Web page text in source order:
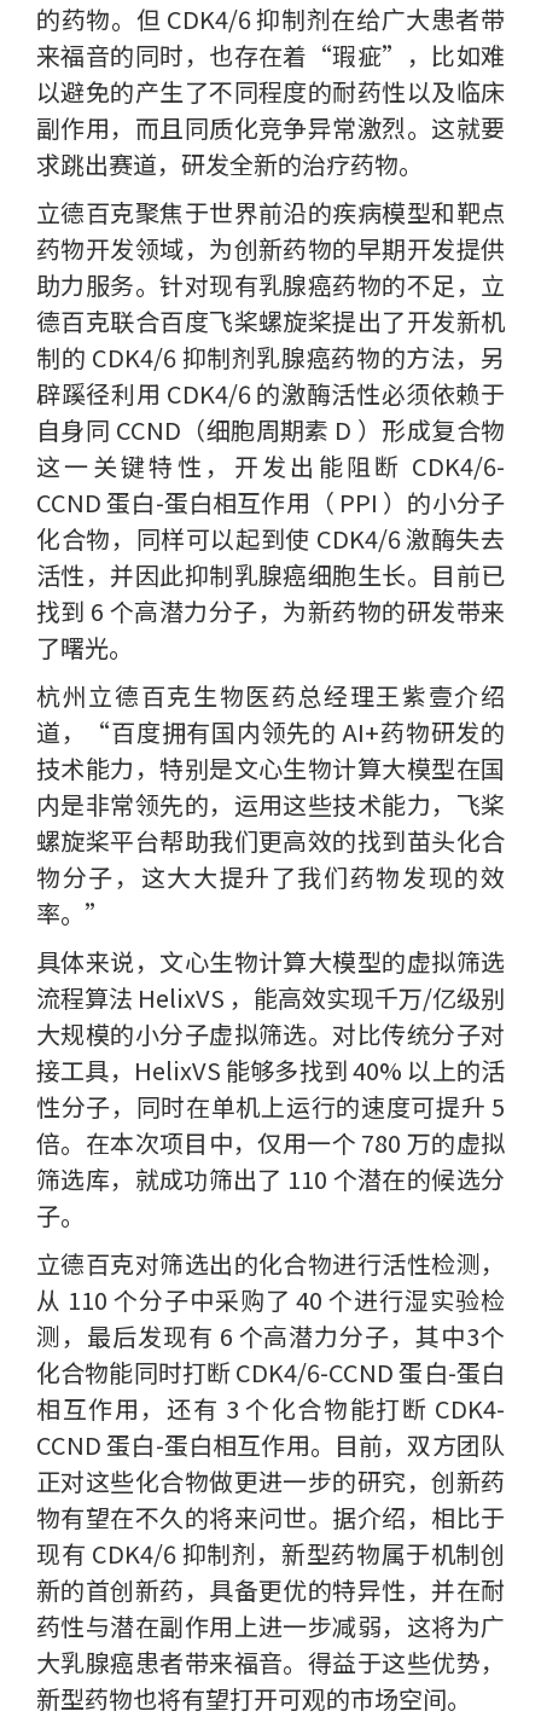
的药物。但 CDK4/6 抑制剂在给广大患者带
来福音的同时，也存在着“瑕疵”，比如难
以避免的产生了不同程度的耐药性以及临床
副作用，而且同质化竞争异常激烈。这就要
求跳出赛道，研发全新的治疗药物。
立德百克聚焦于世界前沿的疾病模型和靶点
药物开发领域，为创新药物的早期开发提供
助力服务。针对现有乳腺癌药物的不足，立
德百克联合百度飞桨螺旋桨提出了开发新机
制的 CDK4/6 抑制剂乳腺癌药物的方法，另
辟蹊径利用 CDK4/6 的激酶活性必须依赖于
自身同 CCND（细胞周期素 D ）形成复合物
这一关键特性，开发出能阻断 CDK4/6-
CCND 蛋白-蛋白相互作用（ PPI ）的小分子
化合物，同样可以起到使 CDK4/6 激酶失去
活性，并因此抑制乳腺癌细胞生长。目前已
找到 6 个高潜力分子，为新药物的研发带来
了曙光。
杭州立德百克生物医药总经理王紫壹介绍
道，“百度拥有国内领先的 AI+药物研发的
技术能力，特别是文心生物计算大模型在国
内是非常领先的，运用这些技术能力，飞桨
螺旋桨平台帮助我们更高效的找到苗头化合
物分子，这大大提升了我们药物发现的效
率。”
具体来说，文心生物计算大模型的虚拟筛选
流程算法 HelixVS ，能高效实现千万/亿级别
大规模的小分子虚拟筛选。对比传统分子对
接工具，HelixVS 能够多找到 40% 以上的活
性分子，同时在单机上运行的速度可提升 5
倍。在本次项目中，仅用一个 780 万的虚拟
筛选库，就成功筛出了 110 个潜在的候选分
子。
立德百克对筛选出的化合物进行活性检测，
从 110 个分子中采购了 40 个进行湿实验检
测，最后发现有 6 个高潜力分子，其中3个
化合物能同时打断 CDK4/6-CCND 蛋白-蛋白
相互作用，还有 3 个化合物能打断 CDK4-
CCND 蛋白-蛋白相互作用。目前，双方团队
正对这些化合物做更进一步的研究，创新药
物有望在不久的将来问世。据介绍，相比于
现有 CDK4/6 抑制剂，新型药物属于机制创
新的首创新药，具备更优的特异性，并在耐
药性与潜在副作用上进一步减弱，这将为广
大乳腺癌患者带来福音。得益于这些优势，
新型药物也将有望打开可观的市场空间。